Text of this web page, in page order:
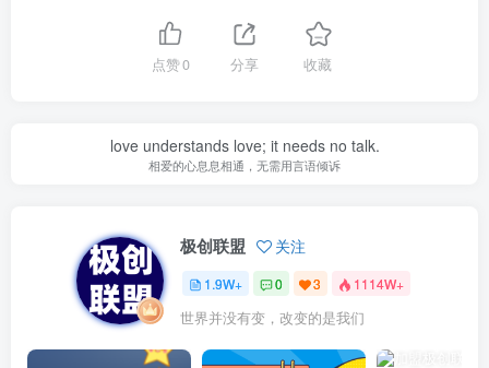
点赞0 分享 收藏
love understands love; it needs no talk.
相爱的心息息相通，无需用言语倾诉
极创联盟 关注
1.9W+ 0 3 1114W+
世界并没有变，改变的是我们